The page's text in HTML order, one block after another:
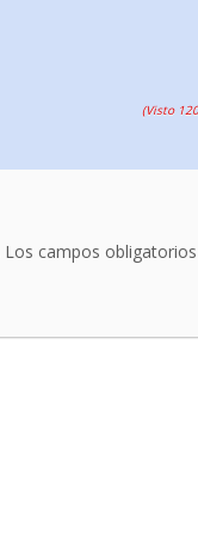
(Visto
Los campos